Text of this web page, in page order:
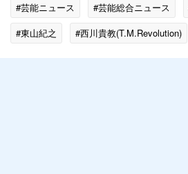
#芸能ニュース #芸能総合ニュース
#東山紀之
#西川貴教(T.M.Revolution)